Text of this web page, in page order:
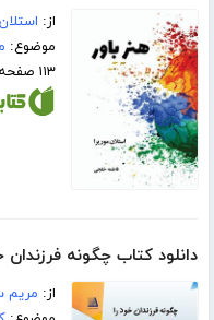
از:
موضوع:
۱۱۳ صفحه
دانلود کتاب چگونه
از: مریم